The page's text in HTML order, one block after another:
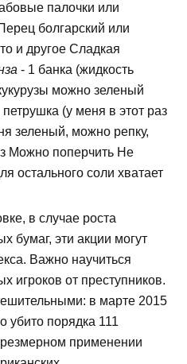
палочки или
болгарский или
и другое Сладкая
- 1 банка (жидкость
можно зеленый
(у меня в этот раз
зеленый, можно репку,
Можно поперчить Не
остального соли хватает
в случае роста
бумаг, эти акции могут
Важно научиться
игроков от преступников.
в марте 2015
убито порядка 111
применении